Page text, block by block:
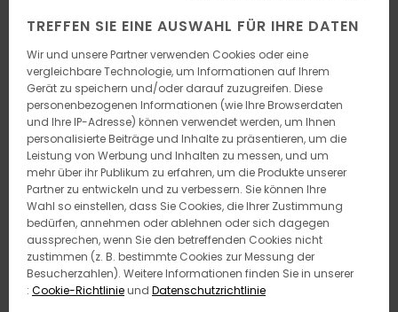
TREFFEN SIE EINE AUSWAHL FÜR IHRE DATEN
Wir und unsere Partner verwenden Cookies oder eine
vergleichbare Technologie, um Informationen auf Ihrem
Gerät zu speichern und/oder darauf zuzugreifen. Diese
personenbezogenen Informationen (wie Ihre Browserdaten
und Ihre IP-Adresse) können verwendet werden, um Ihnen
personalisierte Beiträge und Inhalte zu präsentieren, um die
Leistung von Werbung und Inhalten zu messen, und um
mehr über ihr Publikum zu erfahren, um die Produkte unserer
Partner zu entwickeln und zu verbessern. Sie können Ihre
Wahl so einstellen, dass Sie Cookies, die Ihrer Zustimmung
bedürfen, annehmen oder ablehnen oder sich dagegen
aussprechen, wenn Sie den betreffenden Cookies nicht
zustimmen (z. B. bestimmte Cookies zur Messung der
Besucherzahlen). Weitere Informationen finden Sie in unserer
: Cookie-Richtlinieund Datenschutzrichtlinie